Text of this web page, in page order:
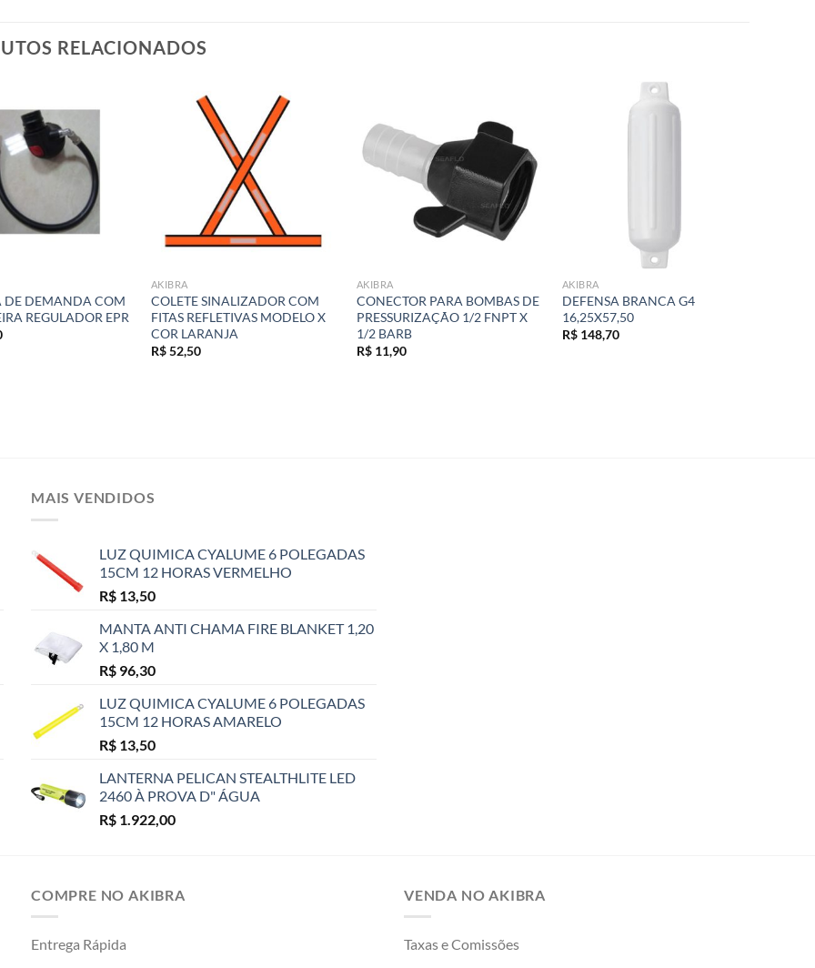
RELACIONADOS
wishlist
DE DEMANDA COM
REGULADOR EPR
AKIBRA
COLETE SINALIZADOR COM
FITAS REFLETIVAS MODELO X
COR LARANJA
R$52,50
Add to
wishlist
AKIBRA
CONECTOR PARA BOMBAS DE
PRESSURIZAÇÃO 1/2 FNPT X
1/2 BARB
R$11,90
AKIBRA
DEFENSA BRANCA G4
16,25X57,50
R$148,70
MAIS VENDIDOS
LUZ QUIMICA CYALUME 6 POLEGADAS
15CM 12 HORAS VERMELHO
R$ 13,50
MANTA ANTI CHAMA FIRE BLANKET 1,20
X 1,80 M
R$ 96,30
LUZ QUIMICA CYALUME 6 POLEGADAS
15CM 12 HORAS AMARELO
R$ 13,50
LANTERNA PELICAN STEALTHLITE LED
2460 À PROVA D" ÁGUA
R$ 1.922,00
COMPRE NO AKIBRA
Entrega Rápida
VENDA NO AKIBRA
Taxas e Comissões